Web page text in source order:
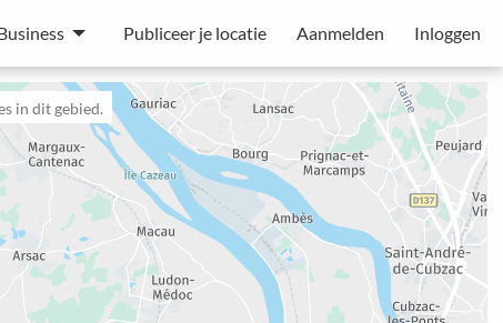
Publiceer je locatie Aanmelden Inloggen
in dit gebied.